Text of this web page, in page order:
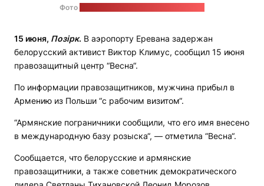
Фото
15 июня, Позірк. В аэропорту Еревана задержан
белорусский активист Виктор Климус, сообщил 15 июня
правозащитный центр “Весна“.
По информации правозащитников, мужчина прибыл в
Армению из Польши “с рабочим визитом“.
“Армянские пограничники сообщили, что его имя внесено
в международную базу розыска“, — отметила “Весна“.
Сообщается, что белорусские и армянские
правозащитники, а также советник демократического